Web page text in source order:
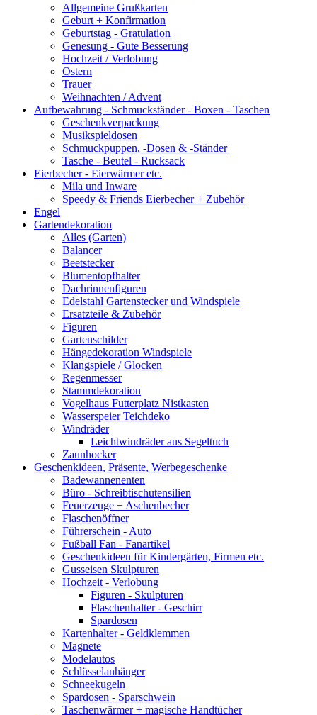
Allgemeine Grußkarten
Geburt + Konfirmation
Geburtstag - Gratulation
Genesung - Gute Besserung
Hochzeit / Verlobung
Ostern
Trauer
Weihnachten / Advent
Aufbewahrung - Schmuckständer - Boxen - Taschen
Geschenkverpackung
Musikspieldosen
Schmuckpuppen, -Dosen & -Ständer
Tasche - Beutel - Rucksack
Eierbecher - Eierwärmer etc.
Mila und Inware
Speedy & Friends Eierbecher + Zubehör
Engel
Gartendekoration
Alles (Garten)
Balancer
Beetstecker
Blumentopfhalter
Dachrinnenfiguren
Edelstahl Gartenstecker und Windspiele
Ersatzteile & Zubehör
Figuren
Gartenschilder
Hängedekoration Windspiele
Klangspiele / Glocken
Regenmesser
Stammdekoration
Vogelhaus Futterplatz Nistkasten
Wasserspeier Teichdeko
Windräder
Leichtwindräder aus Segeltuch
Zaunhocker
Geschenkideen, Präsente, Werbegeschenke
Badewannenenten
Büro - Schreibtischutensilien
Feuerzeuge + Aschenbecher
Flaschenöffner
Führerschein - Auto
Fußball Fan - Fanartikel
Geschenkideen für Kindergärten, Firmen etc.
Gusseisen Skulpturen
Hochzeit - Verlobung
Figuren - Skulpturen
Flaschenhalter - Geschirr
Spardosen
Kartenhalter - Geldklemmen
Magnete
Modelautos
Schlüsselanhänger
Schneekugeln
Spardosen - Sparschwein
Taschenwärmer + magische Handtücher